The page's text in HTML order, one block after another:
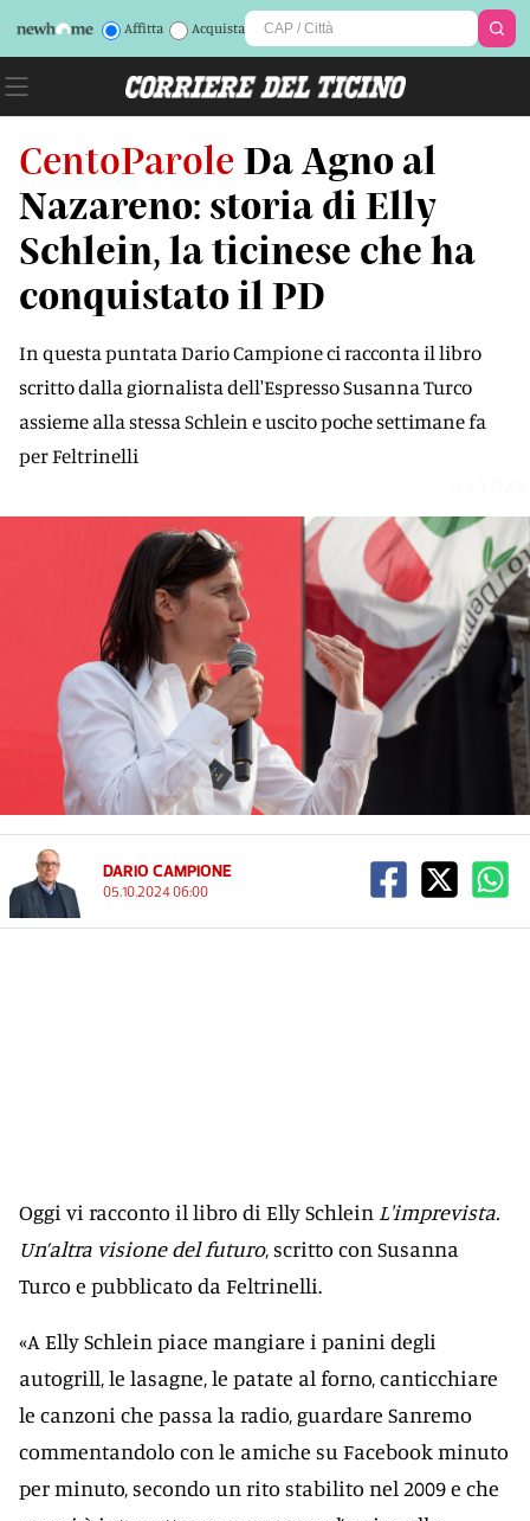
Affitta Acquista
CentoParole Da Agno al
Nazareno: storia di Elly
Schlein, la ticinese che ha
conquistato il PD
In questa puntata Dario Campione ci racconta il libro
scritto dalla giornalista dell'Espresso Susanna Turco
assieme alla stessa Schlein e uscito poche settimane fa
per Feltrinelli
DARIO CAMPIONE
05.10.2024 06:00
Oggi vi racconto il libro di Elly Schlein L'imprevista.
Un’altra visione del futuro, scritto con Susanna
Turco e pubblicato da Feltrinelli.
«A Elly Schlein piace mangiare i panini degli
autogrill, le lasagne, le patate al forno, canticchiare
le canzoni che passa la radio, guardare Sanremo
commentandolo con le amiche su Facebook minuto
per minuto, secondo un rito stabilito nel 2009 e che